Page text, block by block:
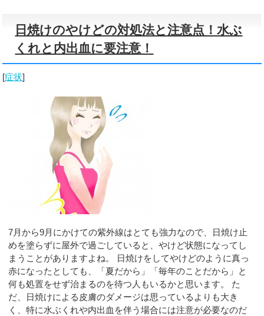
日焼けのやけどの対処法と注意点！水ぶ
くれと内出血に要注意！
[症状]
7月から9月にかけての紫外線はとても強力なので、日焼け止
めを塗らずに屋外で過ごしていると、やけど状態になってし
まうことがありますよね。 日焼けをしてやけどのように真っ
赤になったとしても、「夏だから」「毎年のことだから」と
何も処置をせず治まるのを待つ人もいるかと思います。 た
だ、日焼けによる皮膚のダメージは思っているよりも大き
く、特に水ぶくれや内出血を伴う場合には注意が必要なのだ